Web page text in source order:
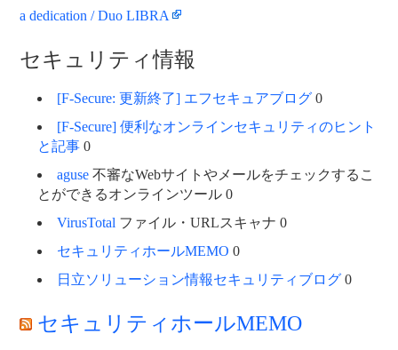
a dedication / Duo LIBRA
セキュリティ情報
[F-Secure: 更新終了] エフセキュアブログ 0
[F-Secure] 便利なオンラインセキュリティのヒント
と記事 0
aguse 不審なWebサイトやメールをチェックするこ
とができるオンラインツール 0
VirusTotal ファイル・URLスキャナ 0
セキュリティホールMEMO 0
日立ソリューション情報セキュリティブログ 0
セキュリティホールMEMO